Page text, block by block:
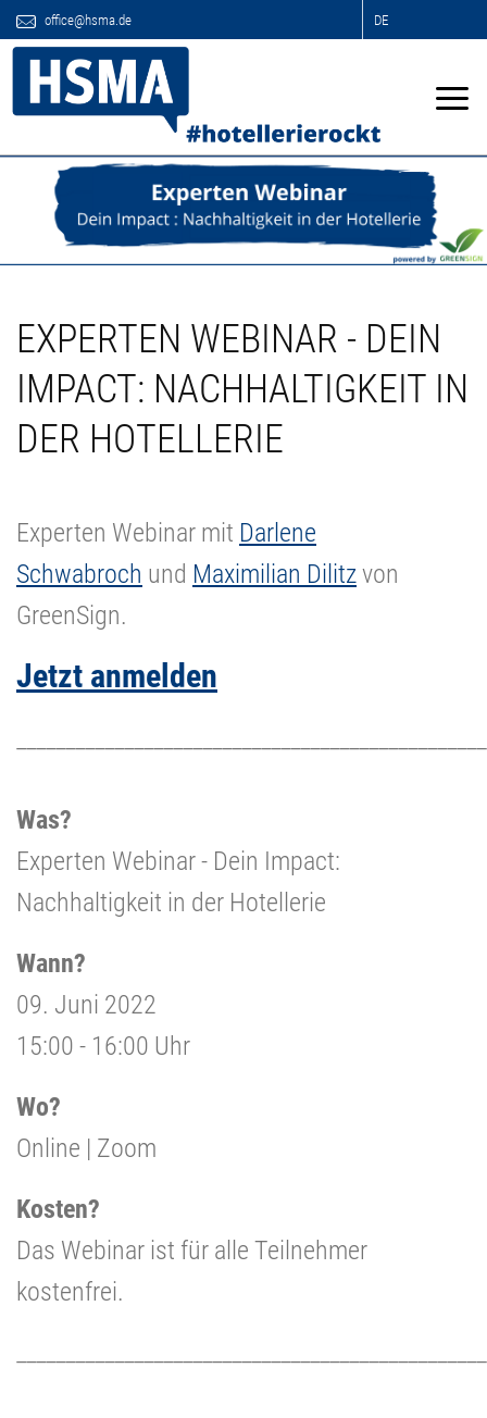
office@hsma.de DE
EXPERTEN WEBINAR - DEIN
IMPACT: NACHHALTIGKEIT IN
DER HOTELLERIE
Experten Webinar mit Darlene
Schwabroch und Maximilian Dilitzvon
GreenSign.
Jetzt anmelden
Was?
Experten Webinar - Dein Impact:
Nachhaltigkeit in der Hotellerie
Wann?
09. Juni 2022
15:00 - 16:00 Uhr
Wo?
Online | Zoom
Kosten?
Das Webinar ist für alle Teilnehmer
kostenfrei.